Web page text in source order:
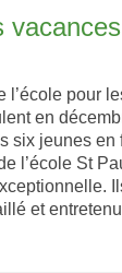
l’école pour
en
six jeunes en
l’école St
et